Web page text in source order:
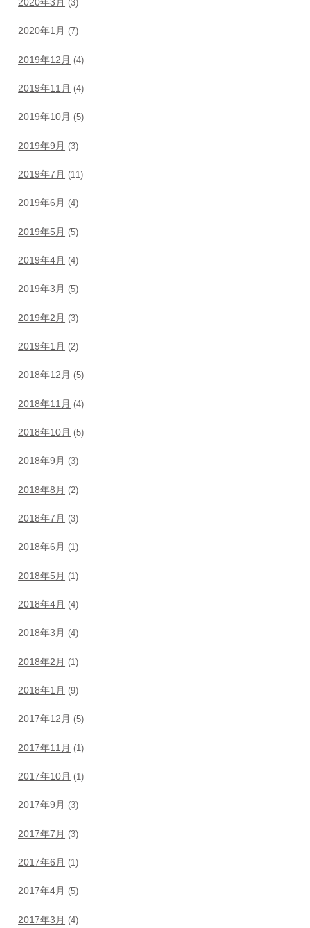
(3)
2020年1月 (7)
2019年12月 (4)
2019年11月 (4)
2019年10月 (5)
2019年9月 (3)
2019年7月 (11)
2019年6月 (4)
2019年5月 (5)
2019年4月 (4)
2019年3月 (5)
2019年2月 (3)
2019年1月 (2)
2018年12月 (5)
2018年11月 (4)
2018年10月 (5)
2018年9月 (3)
2018年8月 (2)
2018年7月 (3)
2018年6月 (1)
2018年5月 (1)
2018年4月 (4)
2018年3月 (4)
2018年2月 (1)
2018年1月 (9)
2017年12月 (5)
2017年11月 (1)
2017年10月 (1)
2017年9月 (3)
2017年7月 (3)
2017年6月 (1)
2017年4月 (5)
2017年3月 (4)